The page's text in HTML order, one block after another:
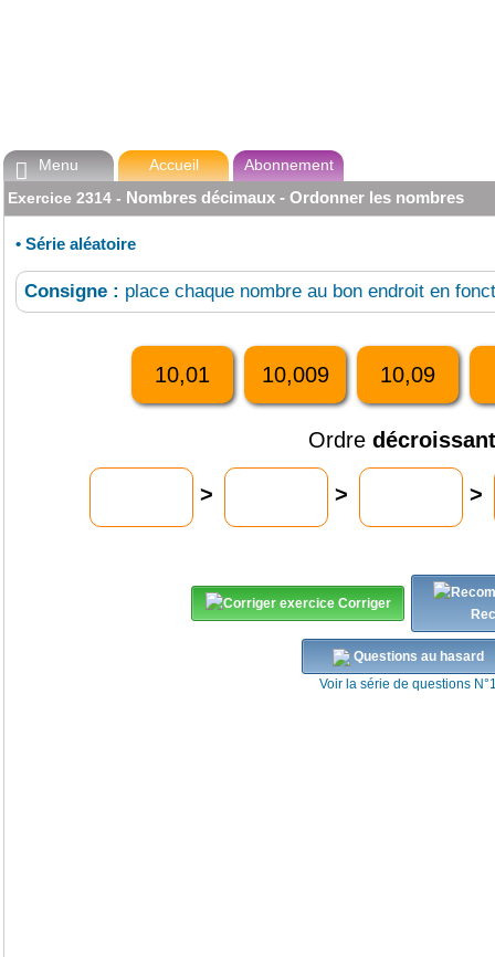
 Menu Accueil
Abonnement
Exercice 2314 - Nombres décimaux - Ordonner les nombres
• Série aléatoire
Consigne : place chaque nombre au bon endroit en
10,01 10,009 10,09
Ordre
> > >
Corriger
Questions au hasard
Voir la série de questions